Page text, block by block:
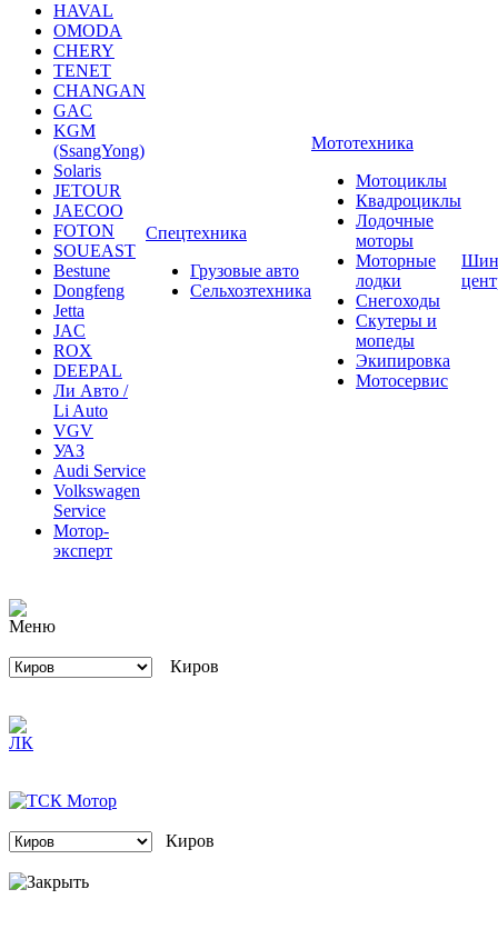
HAVAL
OMODA
CHERY
TENET
CHANGAN
GAC
KGM
(SsangYong)
Solaris
JETOUR
JAECOO
FOTON
SOUEAST
Bestune
Dongfeng
Jetta
JAC
ROX
DEEPAL
Ли Авто /
Li Auto
VGV
УАЗ
Audi Service
Volkswagen
Service
Мотор-
эксперт
Спецтехника
Грузовые авто
Сельхозтехника
Мототехника
Мотоциклы
Квадроциклы
Лодочные
моторы
Моторные
лодки
Снегоходы
Скутеры и
мопеды
Экипировка
Мотосервис
Киров
Киров